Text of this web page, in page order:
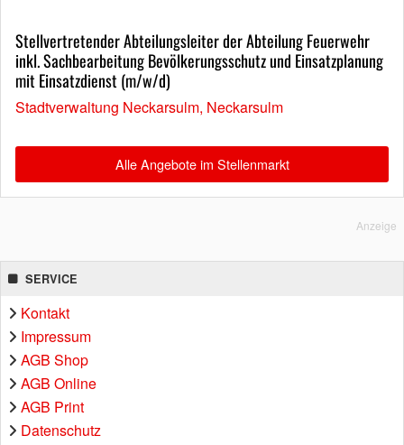
Stellvertretender Abteilungsleiter der Abteilung Feuerwehr
inkl. Sachbearbeitung Bevölkerungsschutz und Einsatzplanung
mit Einsatzdienst (m/w/d)
Stadtverwaltung Neckarsulm, Neckarsulm
Alle Angebote im Stellenmarkt
Anzeige
SERVICE
Kontakt
Impressum
AGB Shop
AGB Online
AGB Print
Datenschutz